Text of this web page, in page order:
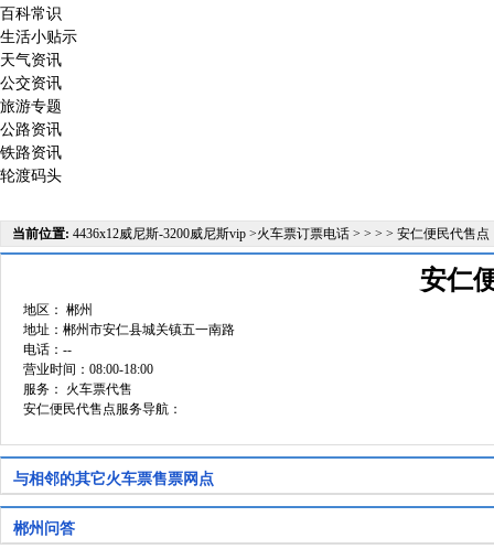
百科常识
生活小贴示
天气资讯
公交资讯
旅游专题
公路资讯
铁路资讯
轮渡码头
当前位置: 4436x12威尼斯-3200威尼斯vip >火车票订票电话 > > > > 安仁便民代售点
安仁
地区： 郴州
地址：郴州市安仁县城关镇五一南路
电话：--
营业时间：08:00-18:00
服务： 火车票代售
安仁便民代售点服务导航：
与相邻的其它火车票售票网点
郴州问答